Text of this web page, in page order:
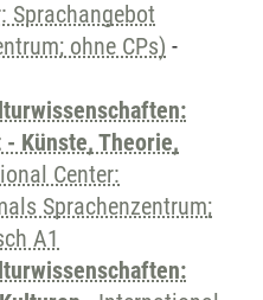
Sprachangebot
ohne CPs) -
Künste, Theorie,
Center:
Sprachenzentrum;
A1